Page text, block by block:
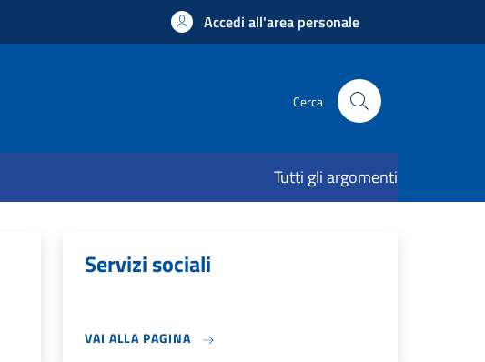
Accedi all'area personale
Cerca
Tutti gli argomenti
Servizi sociali
VAI ALLA PAGINA